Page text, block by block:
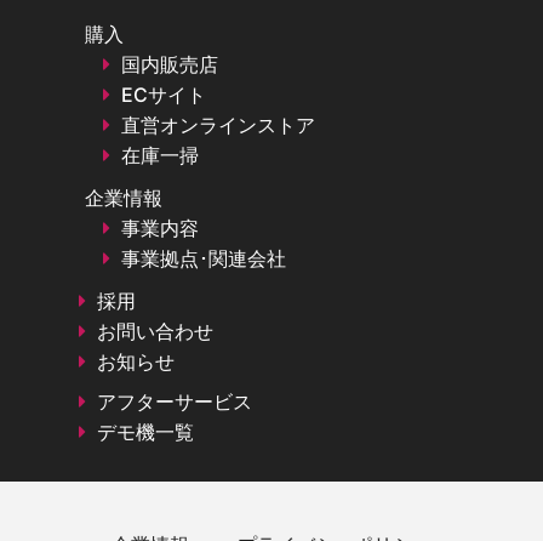
購入
国内販売店
ECサイト
直営オンラインストア
在庫一掃
企業情報
事業内容
事業拠点･関連会社
採用
お問い合わせ
お知らせ
アフターサービス
デモ機一覧